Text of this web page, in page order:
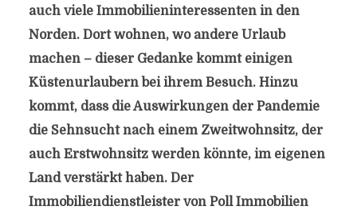
auch viele Immobilieninteressenten in den
Norden. Dort wohnen, wo andere Urlaub
machen – dieser Gedanke kommt einigen
Küstenurlaubern bei ihrem Besuch. Hinzu
kommt, dass die Auswirkungen der Pandemie
die Sehnsucht nach einem Zweitwohnsitz, der
auch Erstwohnsitz werden könnte, im eigenen
Land verstärkt haben. Der
Immobiliendienstleister von Poll Immobilien